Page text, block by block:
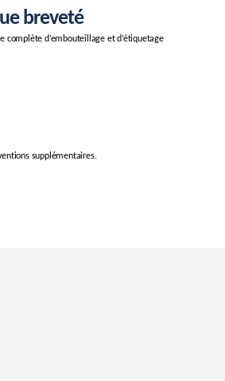
breveté
complète d’embouteillage et d’étiquetage
supplémentaires.